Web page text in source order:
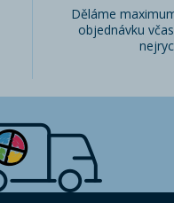
Děláme
objednávku